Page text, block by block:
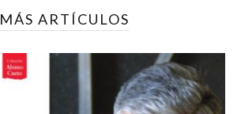
MÁS ARTÍCULOS